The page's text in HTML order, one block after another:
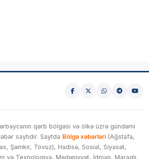
qərb bölgəsi və ölkə üzrə gündəmi
saytıdır. Saytda Bölgə xəbərləri (Ağstafa,
Şəmkir, Tovuz), Hadisə, Sosial, Siyasət,
və Texnologiya, Mədəniyyət, İdman, Maraqlı,